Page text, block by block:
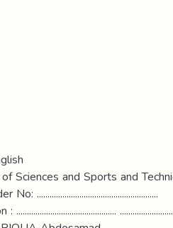
Sciences and Sports and
.........................................................